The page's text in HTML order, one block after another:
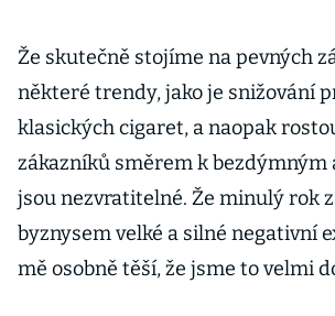
Že skutečně stojíme na pevných
některé trendy, jako je snižování
klasických cigaret, a naopak
zákazníků směrem k
jsou nezvratitelné. Že minulý rok
byznysem velké a silné negativní
mě osobně těší, že jsme to velmi